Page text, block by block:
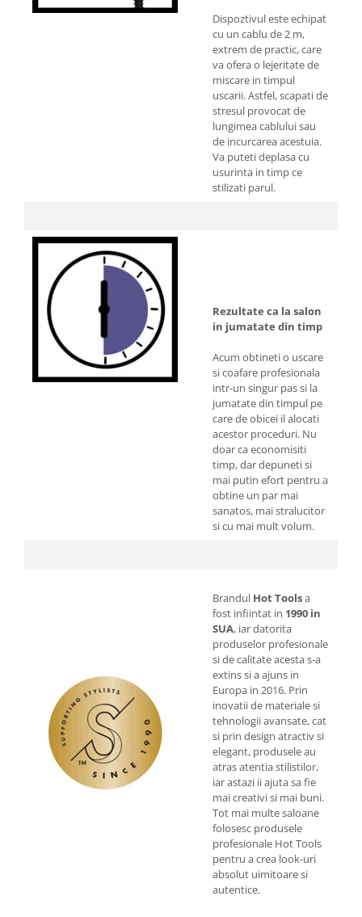
Dispoztivul este echipat
cu un cablu de 2 m,
extrem de practic, care
va ofera o lejeritate de
miscare in timpul
uscarii. Astfel, scapati de
stresul provocat de
lungimea cablului sau
de incurcarea acestuia.
Va puteti deplasa cu
usurinta in timp ce
stilizati parul.
Rezultate ca la salon
in jumatate din timp
Acum obtineti o uscare
si coafare profesionala
intr-un singur pas si la
jumatate din timpul pe
care de obicei il alocati
acestor proceduri. Nu
doar ca economisiti
timp, dar depuneti si
mai putin efort pentru a
obtine un par mai
sanatos, mai stralucitor
si cu mai mult volum.
Brandul Hot Toolsa
fost infiintat in 1990 in
SUA, iar datorita
produselor profesionale
si de calitate acesta s-a
extins si a ajuns in
Europa in 2016. Prin
inovatii de materiale si
tehnologii avansate, cat
si prin design atractiv si
elegant, produsele au
atras atentia stilistilor,
iar astazi ii ajuta sa fie
mai creativi si mai buni.
Tot mai multe saloane
folosesc produsele
profesionale Hot Tools
pentru a crea look-uri
absolut uimitoare si
autentice.